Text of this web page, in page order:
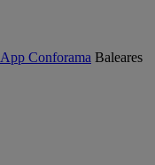
App Conforama Baleares